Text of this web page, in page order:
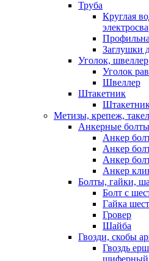
Труба
Круглая
Заглушки
Уголок, швеллер
Уголок
Швеллер
Штакетник
Метизы, крепеж,
Анкерные болты
Анкер
Анкер
Анкер
Анкер
Болты, гайки,
Болт c
Гайка
Гровер
Шайба
Гвозди, скобы
Гвоздь
шиферный